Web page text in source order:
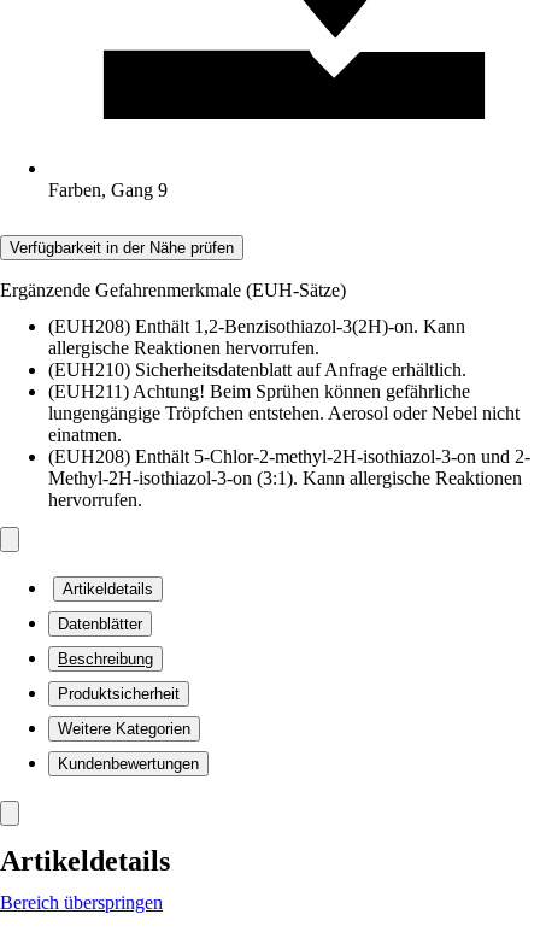
Farben, Gang 9
Verfügbarkeit in der Nähe prüfen
Ergänzende Gefahrenmerkmale (EUH-Sätze)
(EUH208) Enthält 1,2-Benzisothiazol-3(2H)-on. Kann
allergische Reaktionen hervorrufen.
(EUH210) Sicherheitsdatenblatt auf Anfrage erhältlich.
(EUH211) Achtung! Beim Sprühen können gefährliche
lungengängige Tröpfchen entstehen. Aerosol oder Nebel nicht
einatmen.
(EUH208) Enthält 5-Chlor-2-methyl-2H-isothiazol-3-on und 2-
Methyl-2H-isothiazol-3-on (3:1). Kann allergische Reaktionen
hervorrufen.
Artikeldetails
Datenblätter
Beschreibung
Produktsicherheit
Weitere Kategorien
Kundenbewertungen
Artikeldetails
Bereich überspringen